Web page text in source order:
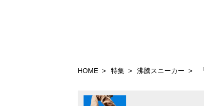
HOME 特集 沸騰スニーカー